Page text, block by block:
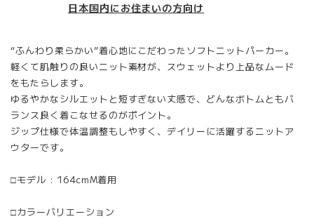
日本国内にお住まいの方向け
“ふんわり柔らかい”着心地にこだわったソフトニットパーカー。
軽くて肌触りの良いニット素材が、スウェットより上品なムード
をもたらします。
ゆるやかなシルエットと短すぎない丈感で、どんなボトムともバ
ランス良く着こなせるのがポイント。
ジップ仕様で体温調整もしやすく、デイリーに活躍するニットア
ウターです。
□モデル : 164cmM着用
□カラーバリエーション